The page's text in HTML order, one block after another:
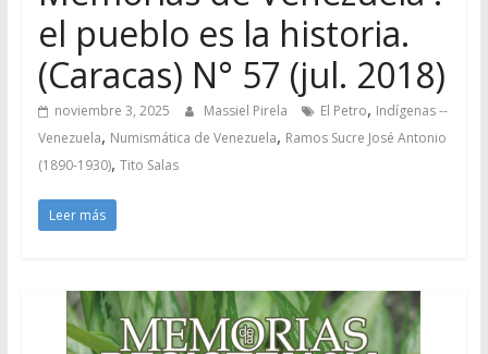
el pueblo es la historia.
(Caracas) N° 57 (jul. 2018)
noviembre 3, 2025 Massiel Pirela El Petro, Indígenas --
Venezuela, Numismática de Venezuela, Ramos Sucre José Antonio
(1890-1930), Tito Salas
Leer más